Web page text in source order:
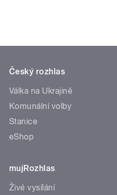
Český rozhlas
Válka na Ukrajině
Komunální volby
Stanice
eShop
mujRozhlas
Živé vysílání